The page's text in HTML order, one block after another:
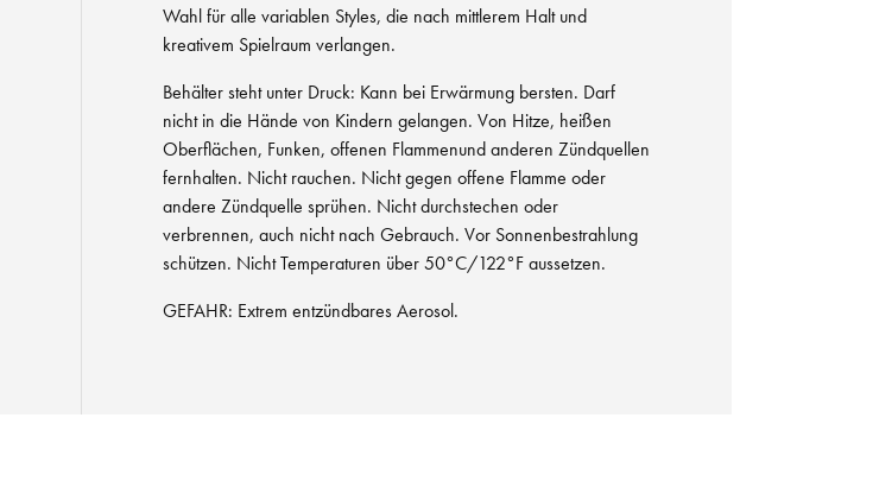
Wahl für alle variablen Styles, die nach mittlerem Halt und
kreativem Spielraum verlangen.
Behälter steht unter Druck: Kann bei Erwärmung bersten. Darf
nicht in die Hände von Kindern gelangen. Von Hitze, heißen
Oberflächen, Funken, offenen Flammenund anderen Zündquellen
fernhalten. Nicht rauchen. Nicht gegen offene Flamme oder
andere Zündquelle sprühen. Nicht durchstechen oder
verbrennen, auch nicht nach Gebrauch. Vor Sonnenbestrahlung
schützen. Nicht Temperaturen über 50°C/122°F aussetzen.
GEFAHR: Extrem entzündbares Aerosol.